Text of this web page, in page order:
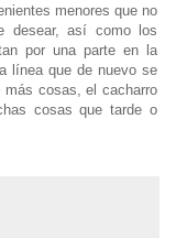
menores que no
desear, así como los
por una parte en la
línea que de nuevo se
más cosas, el cacharro
cosas que tarde o